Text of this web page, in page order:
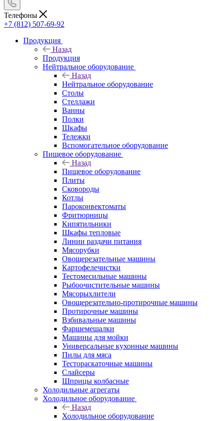
Телефоны
+7 (812) 507-69-92
Продукция
Назад
Продукция
Нейтральное оборудование
Назад
Нейтральное оборудование
Столы
Стеллажи
Ванны
Полки
Шкафы
Тележки
Вспомогательное оборудование
Пищевое оборудование
Назад
Пищевое оборудование
Плиты
Сковороды
Котлы
Пароконвектоматы
Фритюрницы
Кипятильники
Шкафы тепловые
Линии раздачи питания
Мясорубки
Овощерезательные машины
Картофелечистки
Тестомесильные машины
Рыбоочистительные машины
Мясорыхлители
Овощерезательно-протирочные машины
Протирочные машины
Взбивальные машины
Фаршемешалки
Машины для мойки
Универсальные кухонные машины
Пилы для мяса
Тестораскаточные машины
Слайсеры
Шприцы колбасные
Холодильные агрегаты
Холодильное оборудование
Назад
Холодильное оборудование